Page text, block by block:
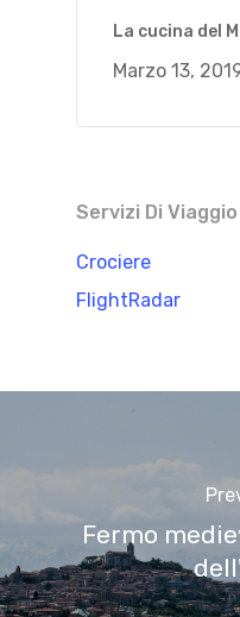
La cucina del
Marzo 13,
Servizi Di Viaggio
Crociere
FlightRadar
Fermo